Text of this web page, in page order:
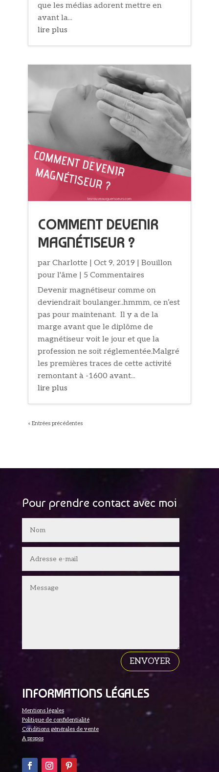
que les médias adorent mettre en
avant la...
lire plus
COMMENT DEVENIR
MAGNÉTISEUR ?
parCharlotte |Oct 9, 2019 |Bouillon
pour l'âme | 5 Commentaires
Devenir magnétiseur comme on
deviendrait boulanger..hmmm, ce n’est
pas pour maintenant. Il y a de la
marge avant que le diplôme de
magnétiseur voit le jour et que la
profession ne soit réglementée.Malgré
les premières traces de cette activité
remontant à -1600 avant...
lire plus
« Entrées précédentes
Pour prendre contact avec moi
ENVOYER
INFORMATIONS LÉGALES
Mentions légales
Politique de confidentialité
Conditions générales de vente
A propos